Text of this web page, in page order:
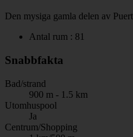
Den mysiga gamla delen av
Antal rum : 81
Snabbfakta
Bad/strand
900 m - 1.5 km
Utomhuspool
Ja
Centrum/Shopping